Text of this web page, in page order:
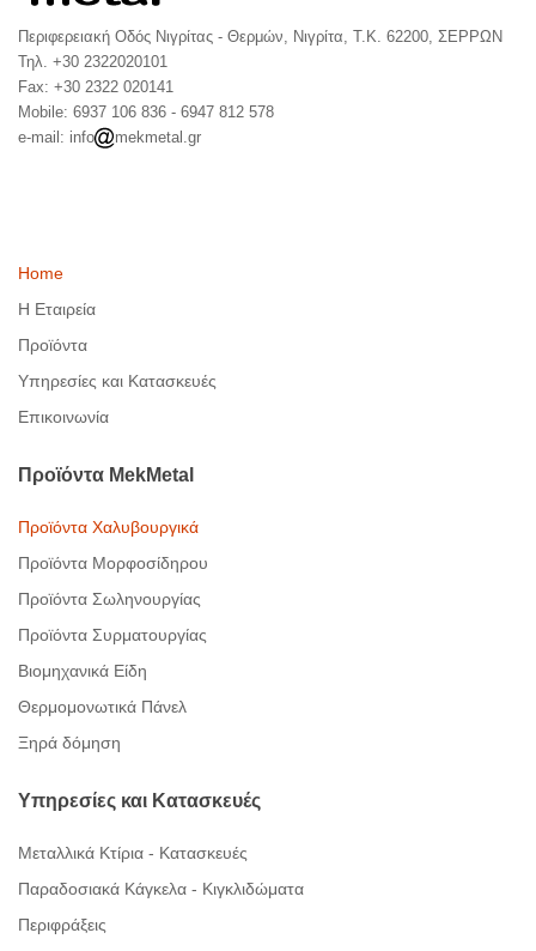
Περιφερειακή Οδός Νιγρίτας - Θερμών, Νιγρίτα, Τ.Κ. 62200, ΣΕΡΡΩΝ
Τηλ. +30 2322020101
Fax: +30 2322 020141
Mobile: 6937 106 836 - 6947 812 578
e-mail: info
mekmetal.gr
Home
Η Εταιρεία
Προϊόντα
Υπηρεσίες και Κατασκευές
Επικοινωνία
Προϊόντα MekMetal
Προϊόντα Χαλυβουργικά
Προϊόντα Μορφοσίδηρου
Προϊόντα Σωληνουργίας
Προϊόντα Συρματουργίας
Βιομηχανικά Είδη
Θερμομονωτικά Πάνελ
Ξηρά δόμηση
Υπηρεσίες και Κατασκευές
Μεταλλικά Κτίρια - Κατασκευές
Παραδοσιακά Κάγκελα - Κιγκλιδώματα
Περιφράξεις